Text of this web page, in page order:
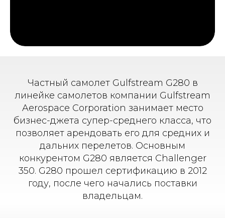
Частный самолет Gulfstream G280 в
линейке самолетов компании Gulfstream
Aerospace Corporation занимает место
бизнес-джета супер-среднего класса, что
позволяет арендовать его для средних и
дальних перелетов. Основным
конкурентом G280 является Challenger
350. G280 прошел сертификацию в 2012
году, после чего начались поставки
владельцам.